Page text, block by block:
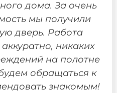
дома. За очень
мы получили
дверь. Работа
никаких
на полотне
обращаться к
знакомым!